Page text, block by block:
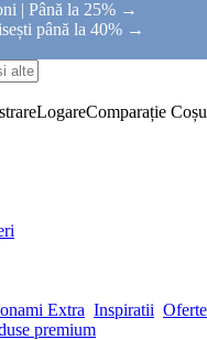
| Până la 25% →
până la 40% →
LogareComparație
Extra Inspiratii
premium